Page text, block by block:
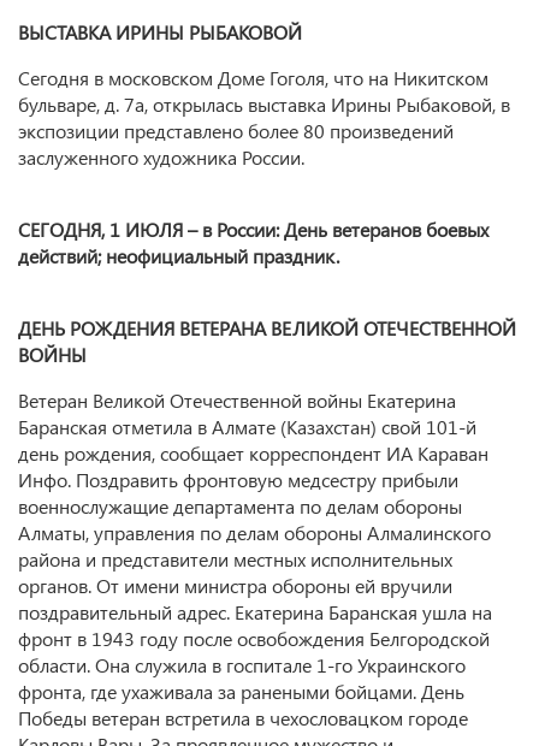
ВЫСТАВКА ИРИНЫ РЫБАКОВОЙ
Сегодня в московском Доме Гоголя, что на Никитском
бульваре, д. 7а, открылась выставка Ирины Рыбаковой, в
экспозиции представлено более 80 произведений
заслуженного художника России.
СЕГОДНЯ, 1 ИЮЛЯ –вРоссии: День ветеранов боевых
действий; неофициальный праздник.
ДЕНЬ РОЖДЕНИЯ ВЕТЕРАНА ВЕЛИКОЙ ОТЕЧЕСТВЕННОЙ
ВОЙНЫ
Ветеран Великой Отечественной войны Екатерина
Баранская отметила в Алмате (Казахстан) свой 101-й
день рождения, сообщает корреспондент ИА Караван
Инфо. Поздравить фронтовую медсестру прибыли
военнослужащие департамента по делам обороны
Алматы, управления по делам обороны Алмалинского
района и представители местных исполнительных
органов. От имени министра обороны ей вручили
поздравительный адрес. Екатерина Баранская ушла на
фронт в 1943 году после освобождения Белгородской
области. Она служила в госпитале 1-го Украинского
фронта, где ухаживала за ранеными бойцами. День
Победы ветеран встретила в чехословацком городе